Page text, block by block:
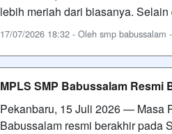
lebih meriah dari biasanya.
17/07/2026 18:32 - Oleh smp babussalam
MPLS SMP Babussalam Resmi
Pekanbaru, 15 Juli 2026 — Masa
Babussalam resmi berakhir pada